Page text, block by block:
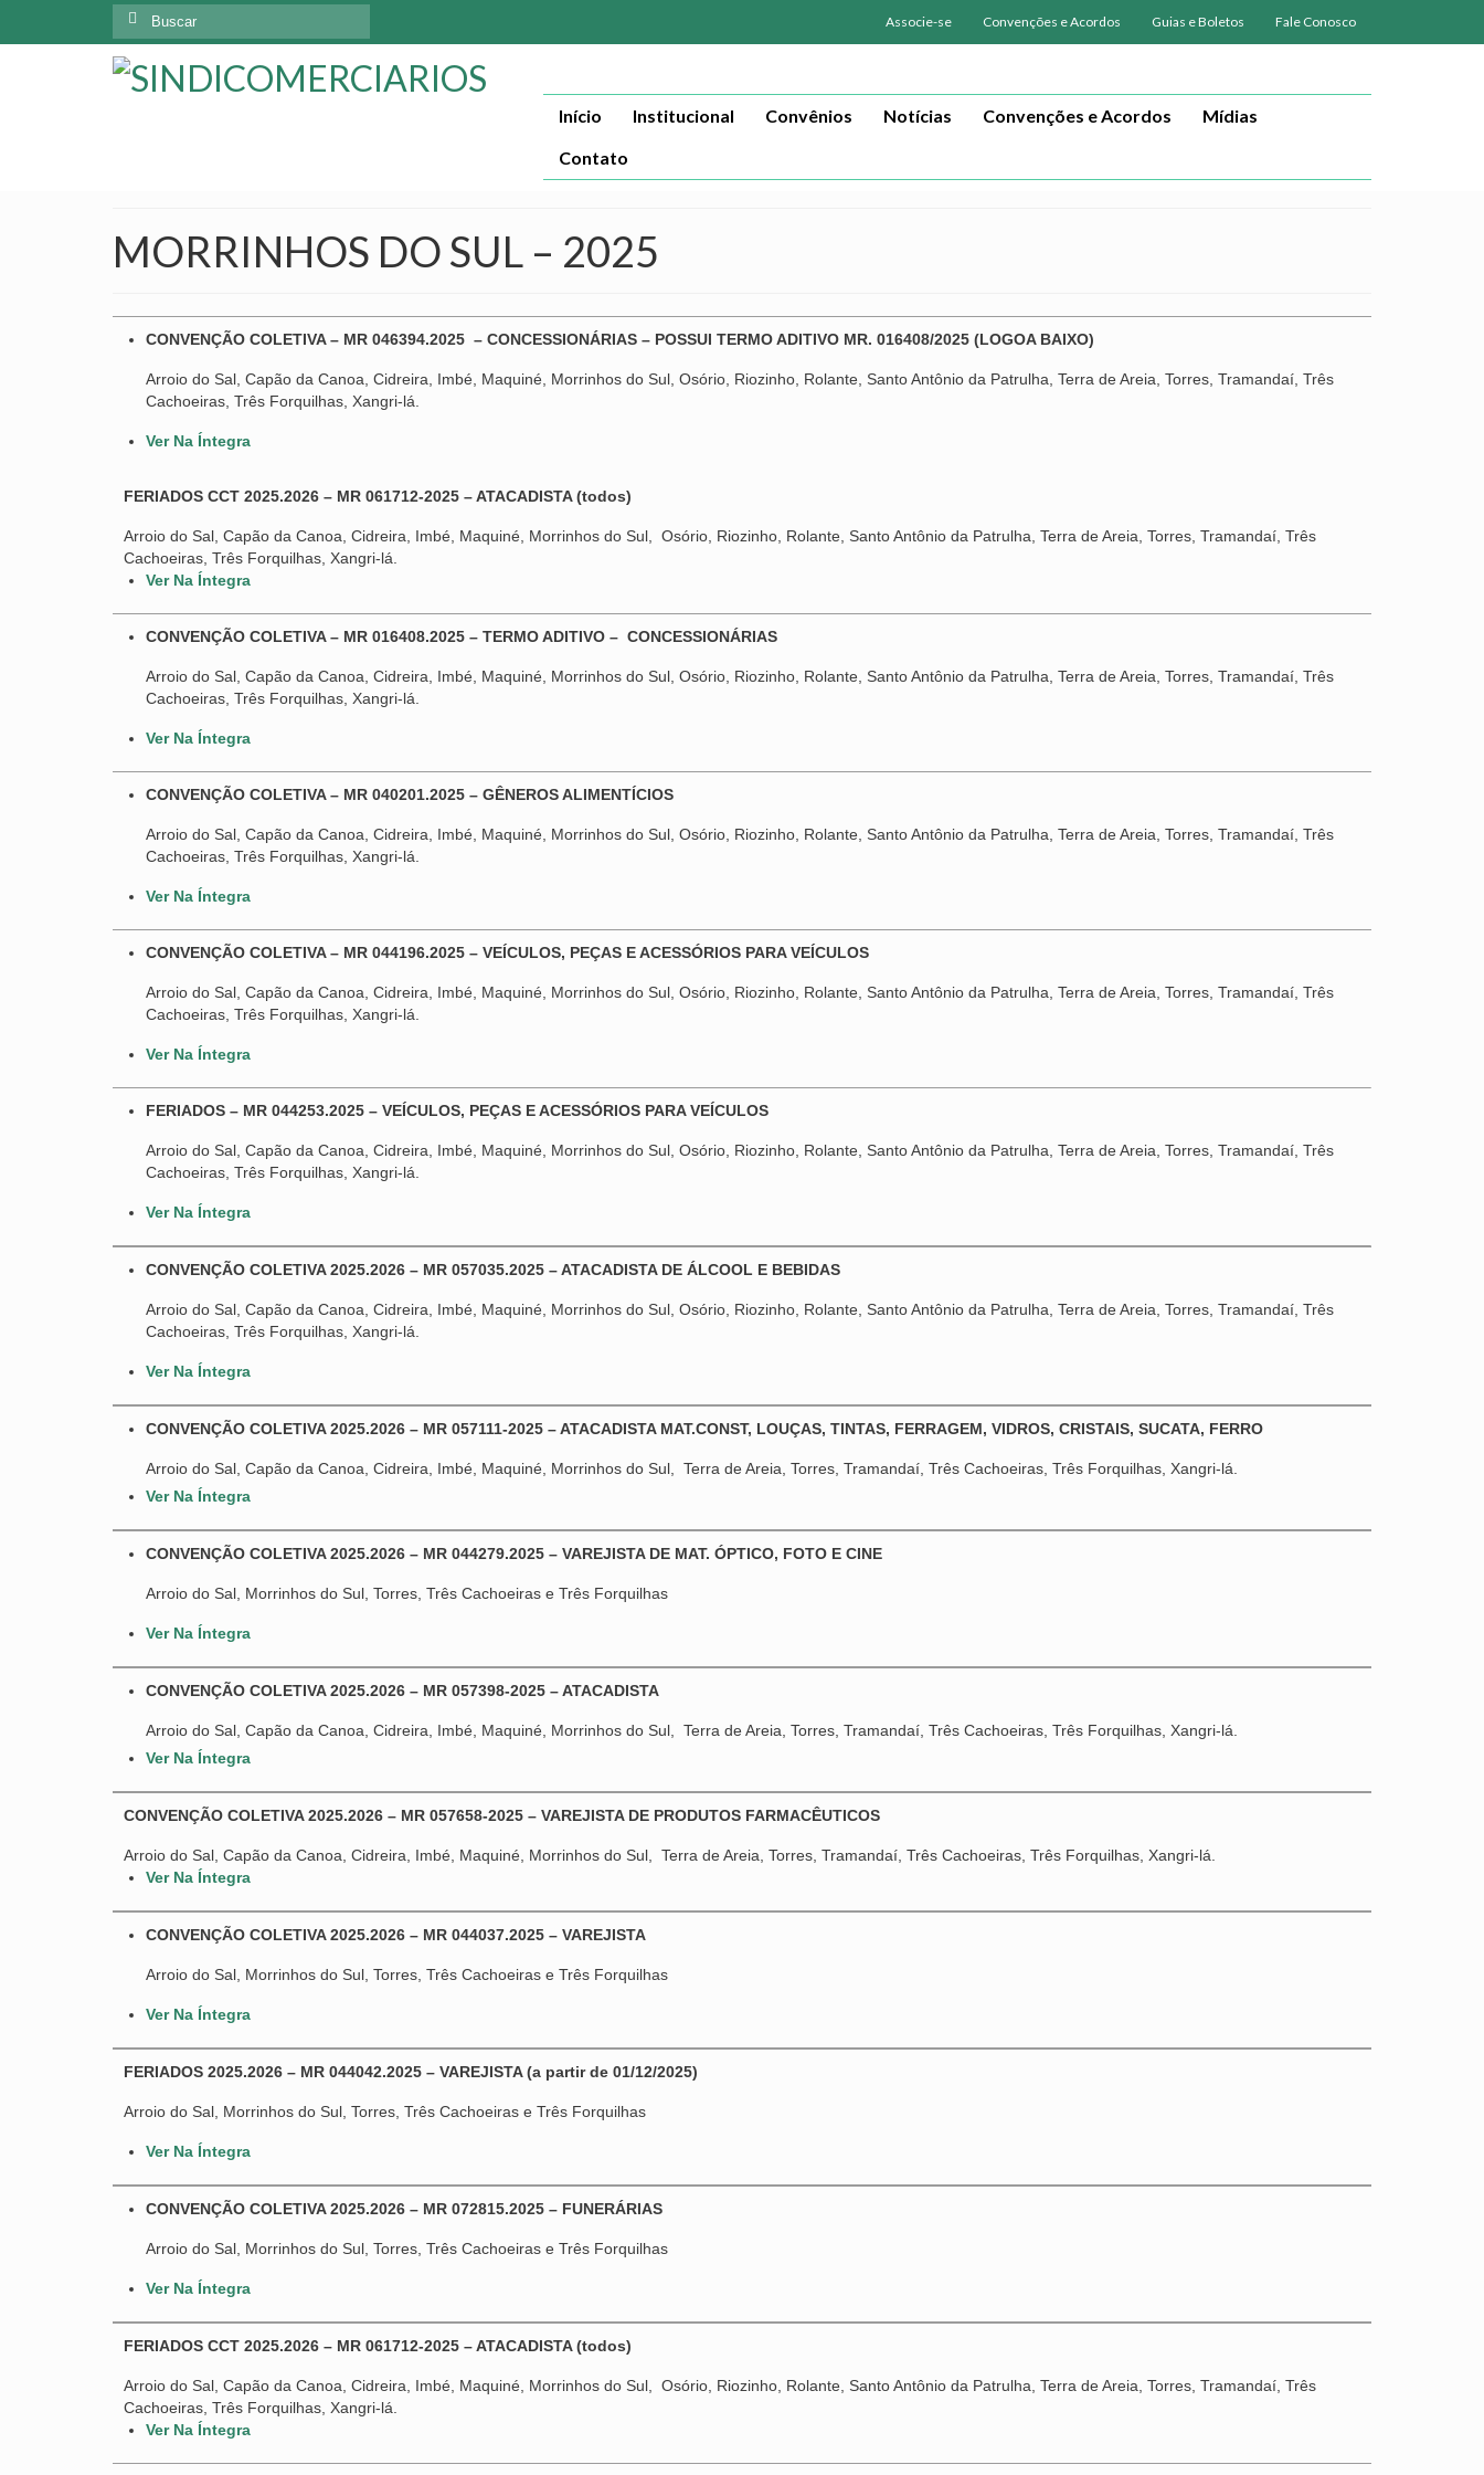
Associe-se Convenções e Acordos Guias e Boletos Fale Conosco
Início Institucional Convênios Notícias Convenções e Acordos
Mídias
Contato
MORRINHOS DO SUL – 2025
CONVENÇÃO COLETIVA – MR 046394.2025 – CONCESSIONÁRIAS – POSSUI TERMO ADITIVO MR. 016408/2025 (LOGOA BAIXO)
Arroio do Sal, Capão da Canoa, Cidreira, Imbé, Maquiné, Morrinhos do Sul, Osório, Riozinho, Rolante, Santo Antônio da Patrulha, Terra de Areia, Torres, Tramandaí, Três
Cachoeiras, Três Forquilhas, Xangri-lá.
Ver Na Íntegra
FERIADOS CCT 2025.2026 – MR 061712-2025 – ATACADISTA (todos)
Arroio do Sal, Capão da Canoa, Cidreira, Imbé, Maquiné, Morrinhos do Sul, Osório, Riozinho, Rolante, Santo Antônio da Patrulha, Terra de Areia, Torres, Tramandaí, Três
Cachoeiras, Três Forquilhas, Xangri-lá.
Ver Na Íntegra
CONVENÇÃO COLETIVA – MR 016408.2025 – TERMO ADITIVO – CONCESSIONÁRIAS
Arroio do Sal, Capão da Canoa, Cidreira, Imbé, Maquiné, Morrinhos do Sul, Osório, Riozinho, Rolante, Santo Antônio da Patrulha, Terra de Areia, Torres, Tramandaí, Três
Cachoeiras, Três Forquilhas, Xangri-lá.
Ver Na Íntegra
CONVENÇÃO COLETIVA – MR 040201.2025 – GÊNEROS ALIMENTÍCIOS
Arroio do Sal, Capão da Canoa, Cidreira, Imbé, Maquiné, Morrinhos do Sul, Osório, Riozinho, Rolante, Santo Antônio da Patrulha, Terra de Areia, Torres, Tramandaí, Três
Cachoeiras, Três Forquilhas, Xangri-lá.
Ver Na Íntegra
CONVENÇÃO COLETIVA – MR 044196.2025 – VEÍCULOS, PEÇAS E ACESSÓRIOS PARA VEÍCULOS
Arroio do Sal, Capão da Canoa, Cidreira, Imbé, Maquiné, Morrinhos do Sul, Osório, Riozinho, Rolante, Santo Antônio da Patrulha, Terra de Areia, Torres, Tramandaí, Três
Cachoeiras, Três Forquilhas, Xangri-lá.
Ver Na Íntegra
FERIADOS – MR 044253.2025 – VEÍCULOS, PEÇAS E ACESSÓRIOS PARA VEÍCULOS
Arroio do Sal, Capão da Canoa, Cidreira, Imbé, Maquiné, Morrinhos do Sul, Osório, Riozinho, Rolante, Santo Antônio da Patrulha, Terra de Areia, Torres, Tramandaí, Três
Cachoeiras, Três Forquilhas, Xangri-lá.
Ver Na Íntegra
CONVENÇÃO COLETIVA 2025.2026 – MR 057035.2025 – ATACADISTA DE ÁLCOOL E BEBIDAS
Arroio do Sal, Capão da Canoa, Cidreira, Imbé, Maquiné, Morrinhos do Sul, Osório, Riozinho, Rolante, Santo Antônio da Patrulha, Terra de Areia, Torres, Tramandaí, Três
Cachoeiras, Três Forquilhas, Xangri-lá.
Ver Na Íntegra
CONVENÇÃO COLETIVA 2025.2026 – MR 057111-2025 – ATACADISTA MAT.CONST, LOUÇAS, TINTAS, FERRAGEM, VIDROS, CRISTAIS, SUCATA, FERRO
Arroio do Sal, Capão da Canoa, Cidreira, Imbé, Maquiné, Morrinhos do Sul, Terra de Areia, Torres, Tramandaí, Três Cachoeiras, Três Forquilhas, Xangri-lá.
Ver Na Íntegra
CONVENÇÃO COLETIVA 2025.2026 – MR 044279.2025 – VAREJISTA DE MAT. ÓPTICO, FOTO E CINE
Arroio do Sal, Morrinhos do Sul, Torres, Três Cachoeiras e Três Forquilhas
Ver Na Íntegra
CONVENÇÃO COLETIVA 2025.2026 – MR 057398-2025 – ATACADISTA
Arroio do Sal, Capão da Canoa, Cidreira, Imbé, Maquiné, Morrinhos do Sul, Terra de Areia, Torres, Tramandaí, Três Cachoeiras, Três Forquilhas, Xangri-lá.
Ver Na Íntegra
CONVENÇÃO COLETIVA 2025.2026 – MR 057658-2025 – VAREJISTA DE PRODUTOS FARMACÊUTICOS
Arroio do Sal, Capão da Canoa, Cidreira, Imbé, Maquiné, Morrinhos do Sul, Terra de Areia, Torres, Tramandaí, Três Cachoeiras, Três Forquilhas, Xangri-lá.
Ver Na Íntegra
CONVENÇÃO COLETIVA 2025.2026 – MR 044037.2025 – VAREJISTA
Arroio do Sal, Morrinhos do Sul, Torres, Três Cachoeiras e Três Forquilhas
Ver Na Íntegra
FERIADOS 2025.2026 – MR 044042.2025 – VAREJISTA (a partir de 01/12/2025)
Arroio do Sal, Morrinhos do Sul, Torres, Três Cachoeiras e Três Forquilhas
Ver Na Íntegra
CONVENÇÃO COLETIVA 2025.2026 – MR 072815.2025 – FUNERÁRIAS
Arroio do Sal, Morrinhos do Sul, Torres, Três Cachoeiras e Três Forquilhas
Ver Na Íntegra
FERIADOS CCT 2025.2026 – MR 061712-2025 – ATACADISTA (todos)
Arroio do Sal, Capão da Canoa, Cidreira, Imbé, Maquiné, Morrinhos do Sul, Osório, Riozinho, Rolante, Santo Antônio da Patrulha, Terra de Areia, Torres, Tramandaí, Três
Cachoeiras, Três Forquilhas, Xangri-lá.
Ver Na Íntegra